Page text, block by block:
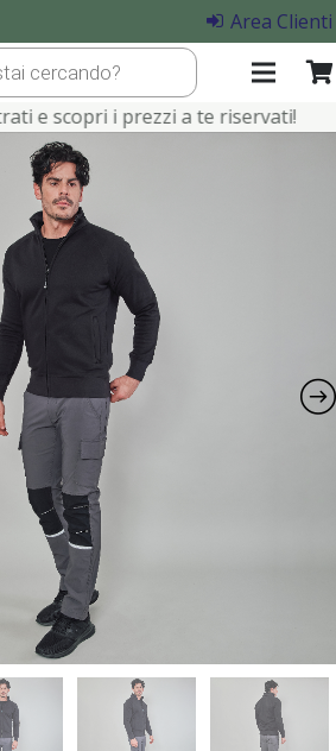
Area Clienti
e scopri i prezzi a te riservati!